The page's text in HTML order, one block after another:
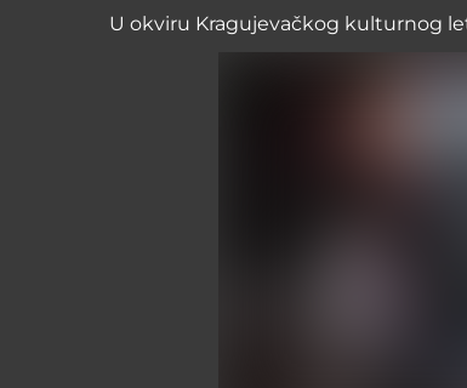
U okviru Kragujevačkog kulturnog